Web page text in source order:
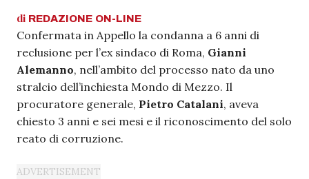
di REDAZIONE ON-LINE
Confermata in Appello la condanna a 6 anni di
reclusione per l’ex sindaco di Roma, Gianni
Alemanno, nell’ambito del processo nato da uno
stralcio dell’inchiesta Mondo di Mezzo. Il
procuratore generale, Pietro Catalani, aveva
chiesto 3 anni e sei mesi e il riconoscimento del solo
reato di corruzione.